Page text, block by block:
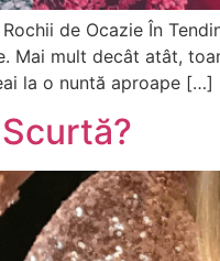
de Ocazie În
Mai mult decât atât,
la o nuntă aproape […]